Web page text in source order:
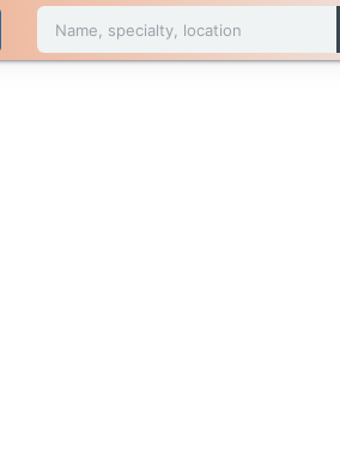
Name, specialty, location